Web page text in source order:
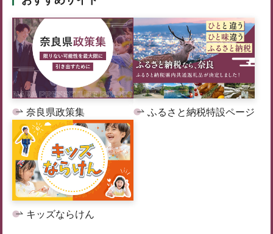
奈良県政策集 ふるさと納税特設ページ
キッズならけん